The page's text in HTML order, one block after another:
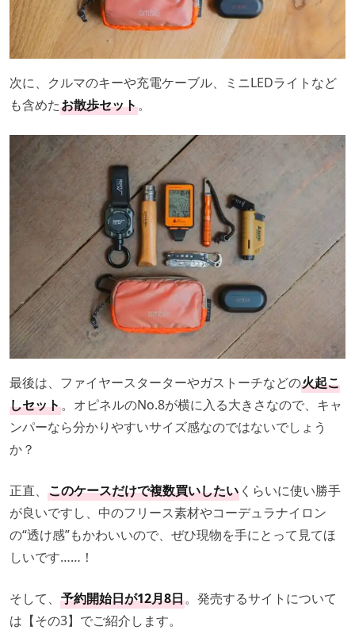
次に、クルマのキーや充電ケーブル、ミニLEDライトなど
も含めたお散歩セット。
最後は、ファイヤースターターやガストーチなどの火起こ
しセット。オピネルのNo.8が横に入る大きさなので、キャ
ンパーなら分かりやすいサイズ感なのではないでしょう
か？
正直、 このケースだけで複数買いしたい くらいに使い勝手
が良いですし、中のフリース素材やコーデュラナイロン
の“透け感”もかわいいので、ぜひ現物を手にとって見てほ
しいです……！
そして、 予約開始日が12月8日。発売するサイトについて
は【その3】でご紹介します。